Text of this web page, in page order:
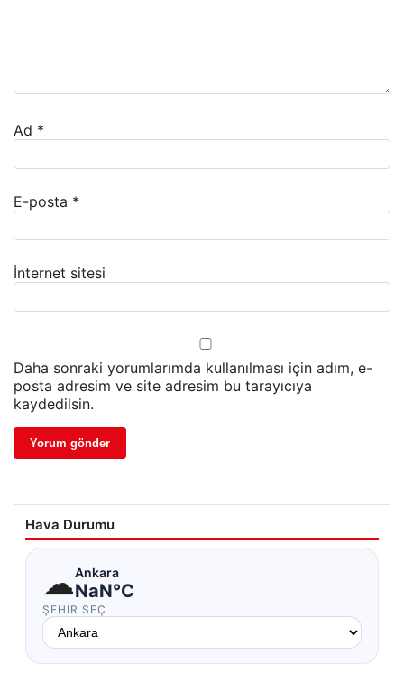
Ad *
E-posta *
İnternet sitesi
Daha sonraki yorumlarımda kullanılması için adım, e-
posta adresim ve site adresim bu tarayıcıya
kaydedilsin.
Hava Durumu
☁Ankara
NaN°C
ŞEHIR SEÇ